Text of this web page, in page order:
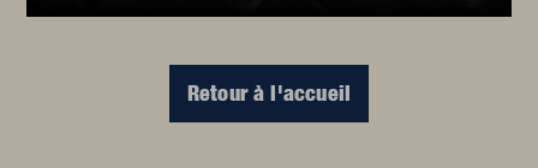
Retour à l'accueil